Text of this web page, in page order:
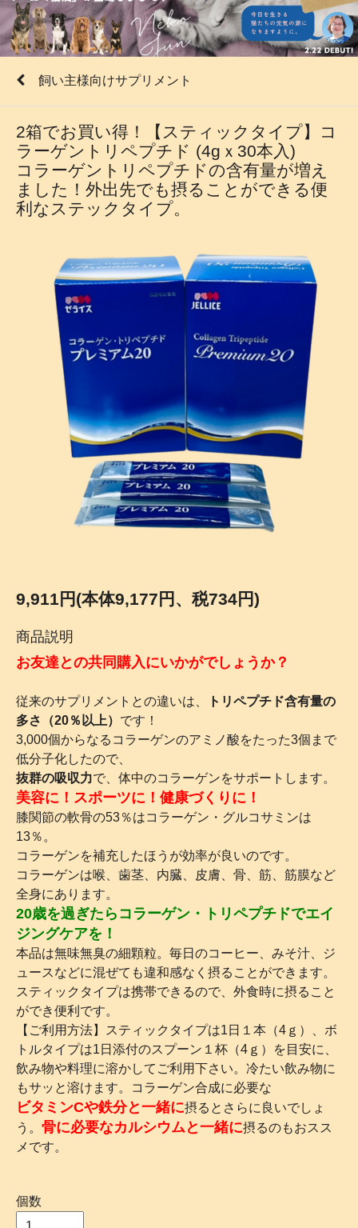
飼い主様向けサプリメント
2箱でお買い得！【スティックタイプ】コ
ラーゲントリペプチド (4gｘ30本入)
コラーゲントリペプチドの含有量が増え
ました！外出先でも摂ることができる便
利なステックタイプ。
9,911円(本体9,177円、税734円)
商品説明
お友達との共同購入にいかがでしょうか？
従来のサプリメントとの違いは、
トリペプチド含有量の
多さ（20％以上） です！
3,000個からなるコラーゲンのアミノ酸をたった3個まで
低分子化したので、
抜群の吸収力で、体中のコラーゲンをサポートします。
美容に！スポーツに！健康づくりに！
膝関節の軟骨の53％はコラーゲン・グルコサミンは
13％。
コラーゲンを補充したほうが効率が良いのです。
コラーゲンは喉、歯茎、内臓、皮膚、骨、筋、筋膜など
全身にあります。
20歳を過ぎたらコラーゲン・トリペプチドでエイ
ジングケアを！
本品は無味無臭の細顆粒。毎日のコーヒー、みそ汁、ジ
ュースなどに混ぜても違和感なく摂ることができます。
スティックタイプは携帯できるので、外食時に摂ること
ができ便利です。
【ご利用方法】スティックタイプは1日１本（4ｇ）、ボ
トルタイプは1日添付のスプーン１杯（4ｇ）を目安に、
飲み物や料理に溶かしてご利用下さい。冷たい飲み物に
もサッと溶けます。コラーゲン合成に必要な
ビタミンCや鉄分と一緒に摂るとさらに良いでしょ
う。 骨に必要なカルシウムと一緒に摂るのもおスス
メです。
個数